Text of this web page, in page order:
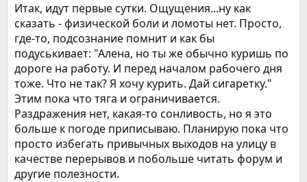
Итак, идут первые сутки. Ощущения...ну как
сказать - физической боли и ломоты нет. Просто,
где-то, подсознание помнит и как бы
подуськивает: "Алена, но ты же обычно куришь по
дороге на работу. И перед началом рабочего дня
тоже. Что не так? Я хочу курить. Дай сигаретку."
Этим пока что тяга и ограничивается.
Раздражения нет, какая-то сонливость, но я это
больше к погоде приписываю. Планирую пока что
просто избегать привычных выходов на улицу в
качестве перерывов и побольше читать форум и
другие полезности.